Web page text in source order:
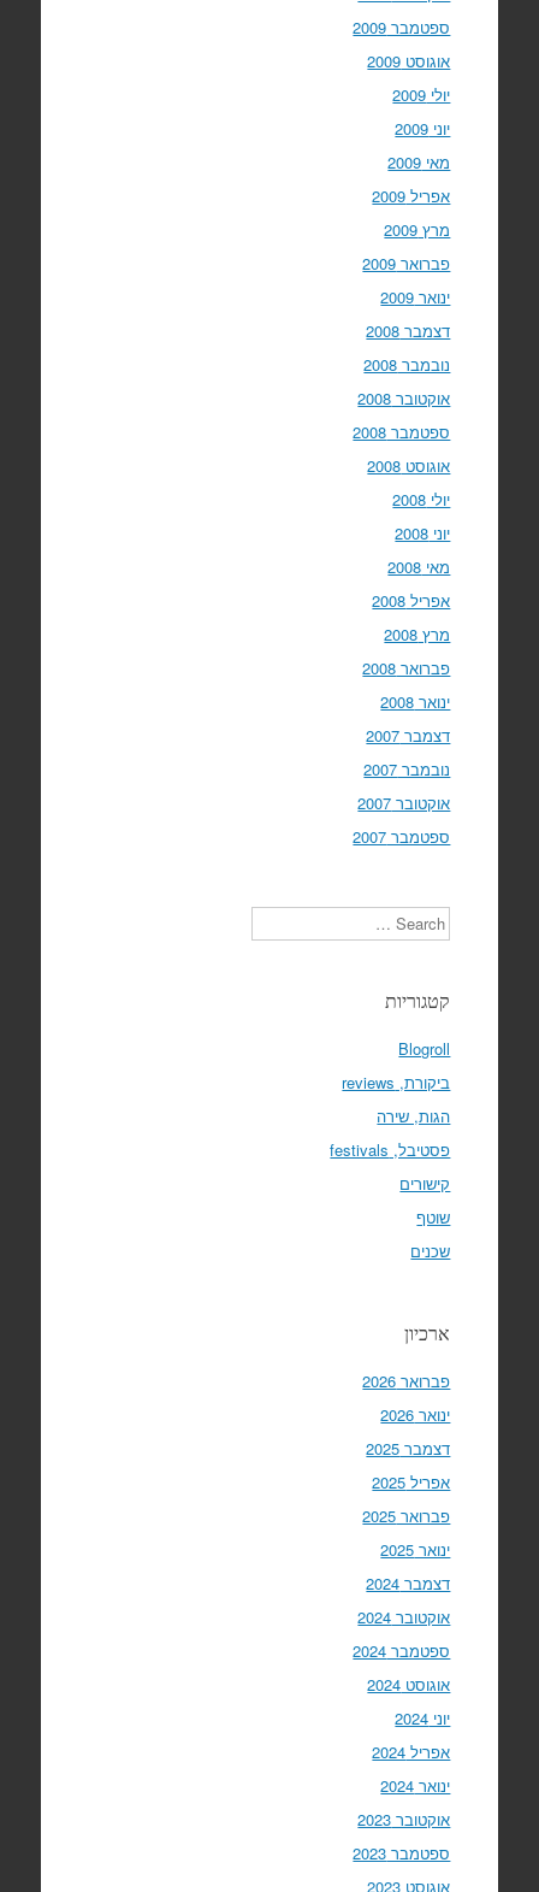
ספטמבר 2009
אוגוסט 2009
יולי 2009
יוני 2009
מאי 2009
אפריל 2009
מרץ 2009
פברואר 2009
ינואר 2009
דצמבר 2008
נובמבר 2008
אוקטובר 2008
ספטמבר 2008
אוגוסט 2008
יולי 2008
יוני 2008
מאי 2008
אפריל 2008
מרץ 2008
פברואר 2008
ינואר 2008
דצמבר 2007
נובמבר 2007
אוקטובר 2007
ספטמבר 2007
Search
קטגוריות
Blogroll
ביקורת, reviews
הגות, שירה
פסטיבל, festivals
קישורים
שוטף
שכנים
ארכיון
פברואר 2026
ינואר 2026
דצמבר 2025
אפריל 2025
פברואר 2025
ינואר 2025
דצמבר 2024
אוקטובר 2024
ספטמבר 2024
אוגוסט 2024
יוני 2024
אפריל 2024
ינואר 2024
אוקטובר 2023
ספטמבר 2023
אוגוסט 2023